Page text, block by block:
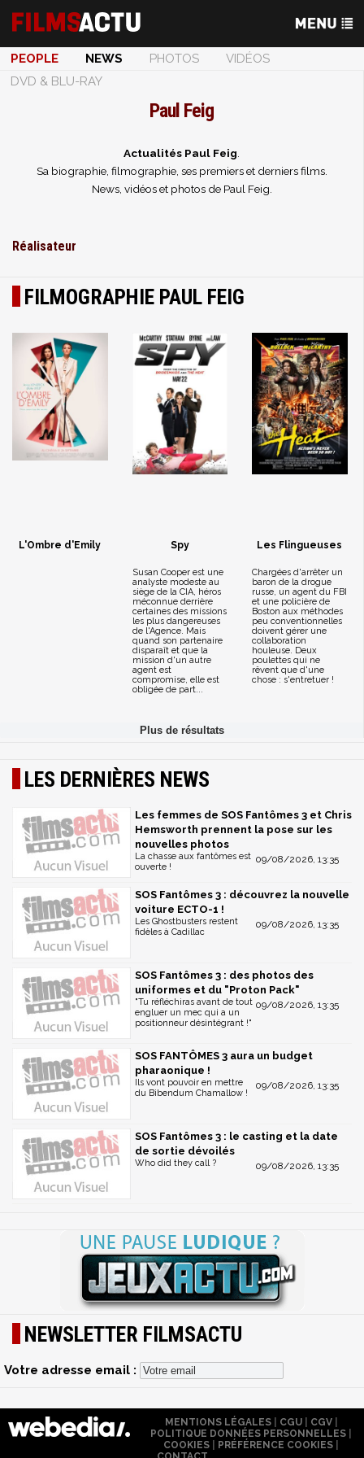
PEOPLE NEWS PHOTOS
VIDÉOS
DVD & BLU-RAY
Paul Feig
Actualités Paul Feig
Sa biographie, filmographie, ses premiers et derniers films.
News, vidéos et photos de Paul Feig.
Réalisateur
FILMOGRAPHIE PAUL FEIG
L'Ombre d'Emily Spy
Susan Cooper est une
analyste modeste au
siège de la CIA, héros
méconnue derrière
certaines des missions
les plus dangereuses
de l'Agence. Mais
quand son partenaire
disparaît et que la
mission d'un autre
agent est
compromise, elle est
obligée de part...
Les Flingueuses
Chargées d'arrêter un
baron de la drogue
russe, un agent du FBI
et une policière de
Boston aux méthodes
peu conventionnelles
doivent gérer une
collaboration
houleuse. Deux
poulettes qui ne
rêvent que d'une
chose : s'entretuer !
LES DERNIÈRES NEWS
Les femmes de SOS Fantômes 3 et Chris
Hemsworth prennent la pose sur les
nouvelles photos
09/08/2026, 13:35
La chasse aux fantômes est
ouverte !
SOS Fantômes 3 : découvrez la nouvelle
voiture ECTO-1 !
09/08/2026, 13:35
Les Ghostbusters restent
fidèles à Cadillac
SOS Fantômes 3 : des photos des
uniformes et du "Proton Pack"
09/08/2026, 13:35
"Tu réfléchiras avant de tout
engluer un mec qui a un
positionneur désintégrant !"
SOS FANTÔMES 3 aura un budget
pharaonique !
09/08/2026, 13:35
Ils vont pouvoir en mettre
du Bibendum Chamallow !
SOS Fantômes 3 : le casting et la date
de sortie dévoilés
09/08/2026, 13:35
Who did they call ?
NEWSLETTER FILMSACTU
Votre adresse email :
MENTIONS LÉGALES| CGU| CGV|
POLITIQUE DONNÉES PERSONNELLES
COOKIES
PRÉFÉRENCE COOKIES